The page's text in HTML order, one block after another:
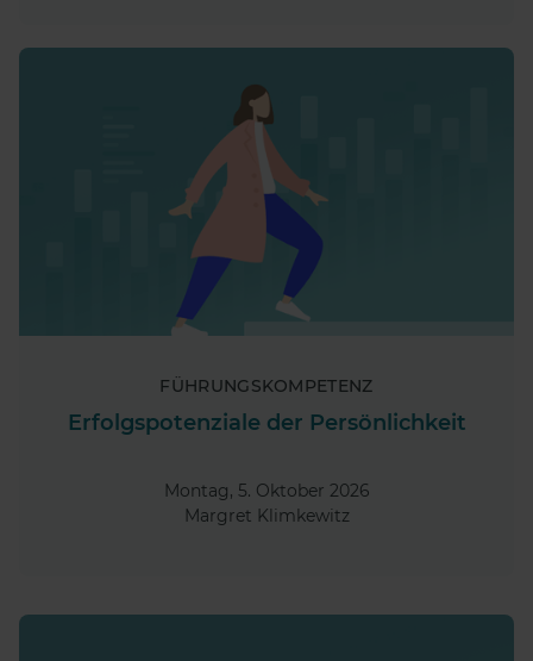
FÜHRUNGSKOMPETENZ
Erfolgspotenziale der Persönlichkeit
Montag, 5. Oktober 2026
Margret Klimkewitz